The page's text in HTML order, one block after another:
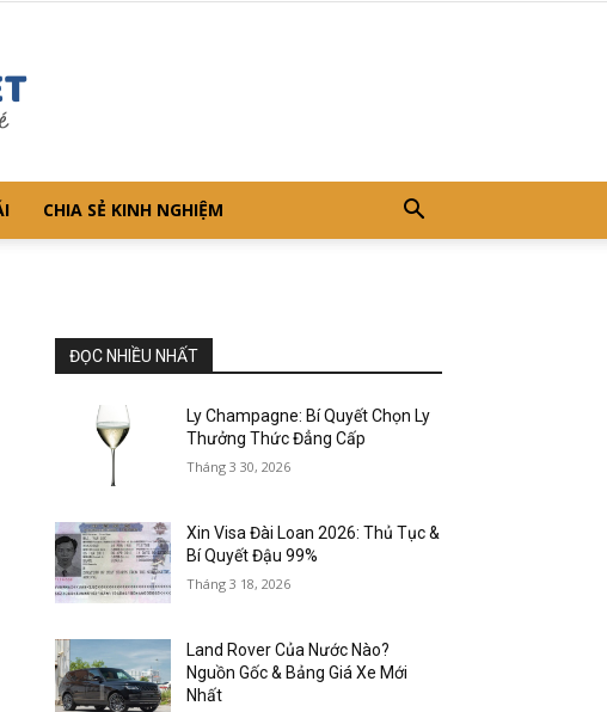
CHIA SẺ KINH NGHIỆM
ĐỌC NHIỀU NHẤT
Ly Champagne: Bí Quyết Chọn Ly
Thưởng Thức Đẳng Cấp
Tháng 3 30, 2026
Xin Visa Đài Loan 2026: Thủ Tục &
Bí Quyết Đậu 99%
Tháng 3 18, 2026
Land Rover Của Nước Nào?
Nguồn Gốc & Bảng Giá Xe Mới
Nhất